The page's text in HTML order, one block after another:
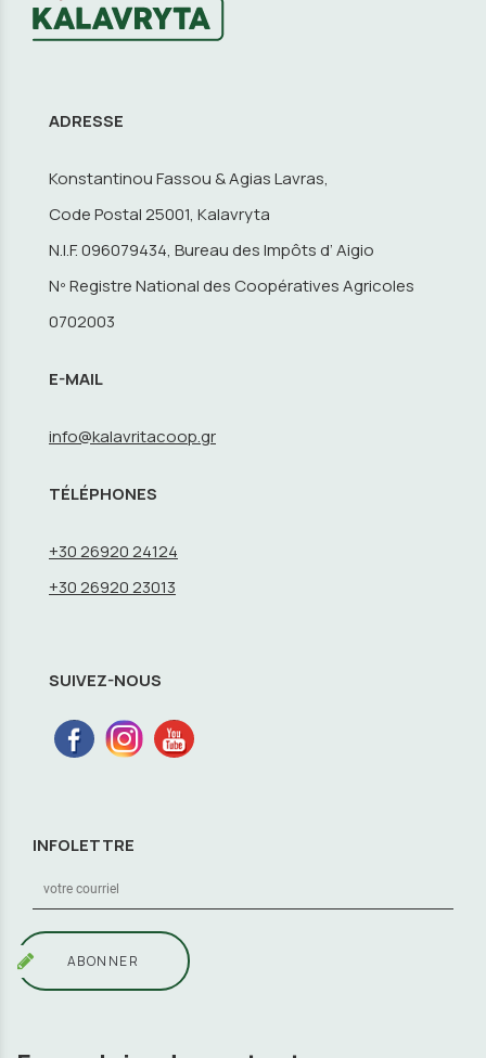
ADRESSE
Konstantinou Fassou & Agias Lavras,
Code Postal 25001, Kalavryta
N.I.F. 096079434, Bureau des Impôts d’ Aigio
Nº Registre National des Coopératives Agricoles
0702003
E-MAIL
info@kalavritacoop.gr
TÉLÉPHONES
+30 26920 24124
+30 26920 23013
SUIVEZ-NOUS
INFOLETTRE
ABONNER